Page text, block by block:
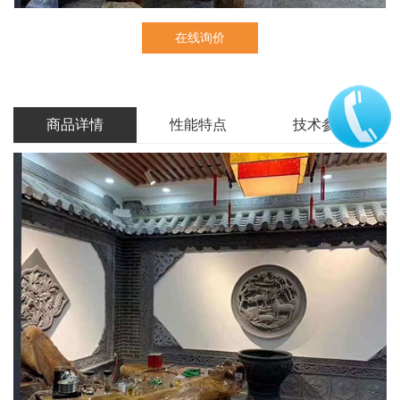
在线询价
商品详情 性能特点 技术参数